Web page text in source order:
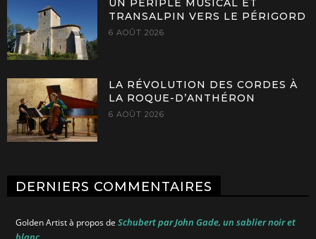
UN PÉRIPLE MUSICAL ET
TRANSALPIN VERS LE PÉRIGORD
6 AOÛT 2026
LA RÉVOLUTION DES CORDES À
LA ROQUE-D’ANTHÉRON
6 AOÛT 2026
DERNIERS COMMENTAIRES
Golden Artistà propos de Schubert par John Gade, un sablier noir et